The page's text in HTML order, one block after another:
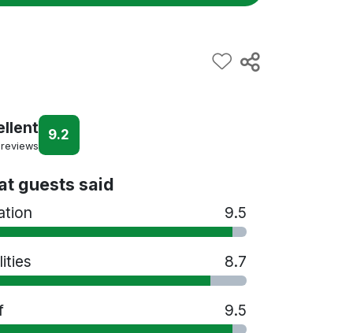
9.2
guests said
9.5
8.7
9.5